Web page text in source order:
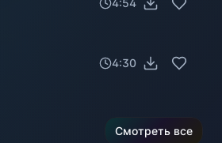
4:54
4:30
Смотреть все